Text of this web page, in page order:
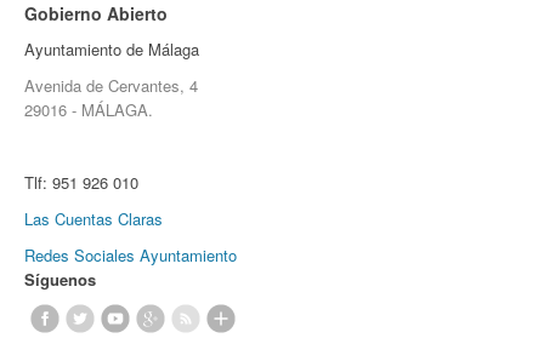
Gobierno Abierto
Ayuntamiento de Málaga
Avenida de Cervantes, 4
29016 - MÁLAGA.
Tlf: 951 926 010
Las Cuentas Claras
Redes Sociales Ayuntamiento
Síguenos